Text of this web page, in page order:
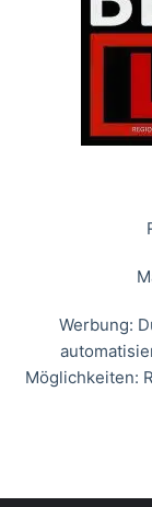
Werbung:
Möglichkeiten: